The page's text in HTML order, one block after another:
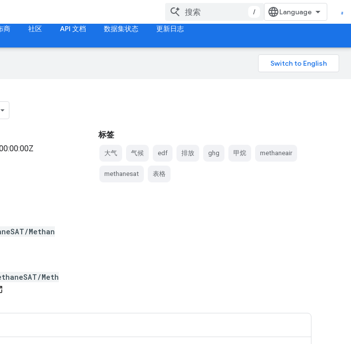
/
商 社区 API 文档 数据集状态 更新日志
Methan
Meth
标签
大气 气候 edf 排放 ghg 甲烷 methaneair
methanesat 表格